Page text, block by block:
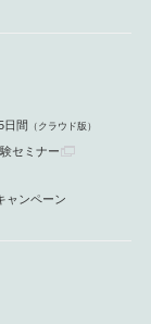
日間 （クラウド版）
セミナー
ャンペーン